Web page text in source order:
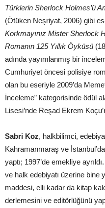
Türklerin Sherlock Holmes’ü
(Ötüken Neşriyat, 2006) gibi
Korkmayınız Mister Sherlock
Romanın 125 Yıllık Öyküsü
adında yayımlanmış bir
Cumhuriyet öncesi polisiye
olan bu eseriyle 2009’da
İnceleme” kategorisinde ödül
Lisesi’nde Reşad Ekrem
Sabri Koz, halkbilimci,
Kahramanmaraş ve
yaptı; 1997’de emekliye
ve halk edebiyatı üzerine bine
maddesi, elli kadar da kitap
derlemesini ve editörlüğünü